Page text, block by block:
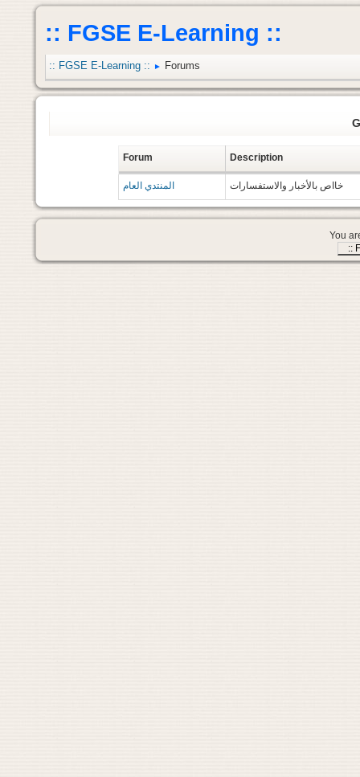
:: FGSE E-Learning ::
:: FGSE E-Learning :: ► Forums
Forum Description
المنتدي العام خااص بالأخبار والاستفسارات
You
::